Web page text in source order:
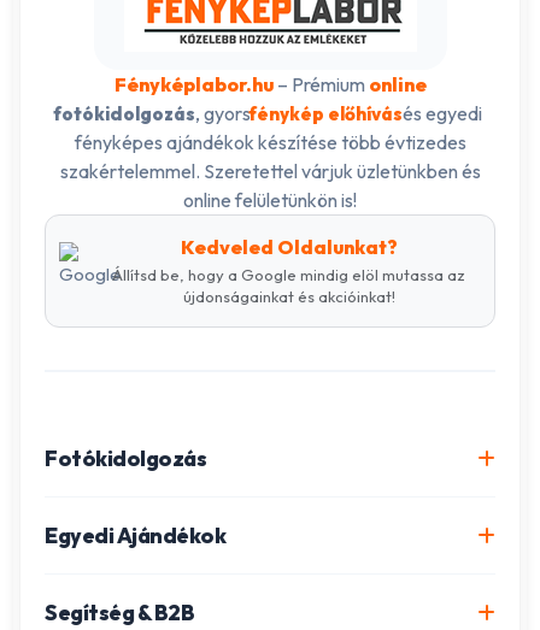
Fényképlabor.hu– Prémium online
fotókidolgozás, gyorsfénykép előhívásés egyedi
fényképes ajándékok készítése több évtizedes
szakértelemmel. Szeretettel várjuk üzletünkben és
online felületünkön is!
Kedveled Oldalunkat?
Állítsd be, hogy a Google mindig elöl mutassa az
újdonságainkat és akcióinkat!
Fotókidolgozás
Igazolványkép készítés
Egyedi Ajándékok
Segítség & B2B